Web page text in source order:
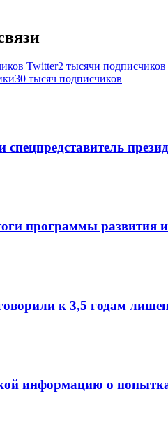
Twitter2 тысячи подписчиков
30 тысяч подписчиков
программы развития
к 3,5 годам
информацию о